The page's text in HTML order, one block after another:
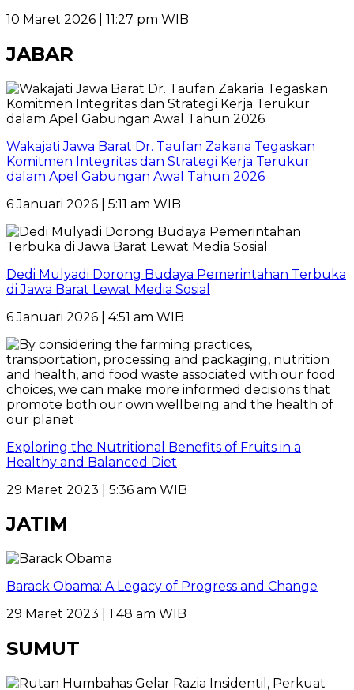
10 Maret 2026 | 11:27 pm WIB
JABAR
Wakajati Jawa Barat Dr. Taufan Zakaria Tegaskan
Komitmen Integritas dan Strategi Kerja Terukur
dalam Apel Gabungan Awal Tahun 2026
6 Januari 2026 | 5:11 am WIB
Dedi Mulyadi Dorong Budaya Pemerintahan Terbuka
di Jawa Barat Lewat Media Sosial
6 Januari 2026 | 4:51 am WIB
Exploring the Nutritional Benefits of Fruits in a
Healthy and Balanced Diet
29 Maret 2023 | 5:36 am WIB
JATIM
Barack Obama: A Legacy of Progress and Change
29 Maret 2023 | 1:48 am WIB
SUMUT